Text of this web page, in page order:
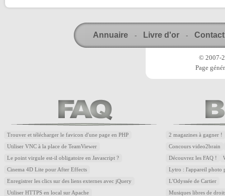
Annuaire - Livre d'or - Contact
© 2007-
Page
Trouver et télécharger le favicon d'une page en PHP
Utiliser VNC à la place de TeamViewer
Le point virgule est-il obligatoire en Javascript ?
Cinema 4D Lite pour After Effects
Enregistrer les clics sur des liens externes avec jQuery
Utiliser HTTPS en local sur Apache
2 magazines à gagner !
Concours video2brain
Découvrez les FAQ !
Lytro : l'appareil photo
L'Odyssée de Cartier
Musiques libres de